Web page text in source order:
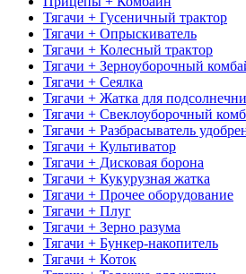
Тягачи + Гусеничный трактор
Тягачи + Опрыскиватель
Тягачи + Колесный трактор
Тягачи + Зерноуборочный
Тягачи + Сеялка
Тягачи + Жатка для
Тягачи + Свеклоуборочный
Тягачи + Разбрасыватель
Тягачи + Культиватор
Тягачи + Дисковая борона
Тягачи + Кукурузная жатка
Тягачи + Прочее оборудование
Тягачи + Плуг
Тягачи + Зерно разума
Тягачи + Бункер-накопитель
Тягачи + Коток